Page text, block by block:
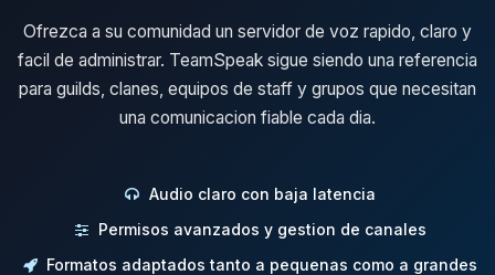
Ofrezca a su comunidad un servidor de voz rapido, claro y
facil de administrar. TeamSpeak sigue siendo una referencia
para guilds, clanes, equipos de staff y grupos que necesitan
una comunicacion fiable cada dia.
Audio claro con baja latencia
Permisos avanzados y gestion de canales
Formatos adaptados tanto a pequenas como a grandes